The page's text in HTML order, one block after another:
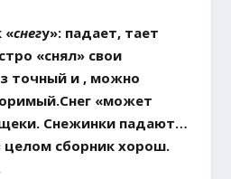
«снегу»: падает, тает
«снял» свои
точный и , можно
«может
Снежинки падают…
целом сборник хорош.